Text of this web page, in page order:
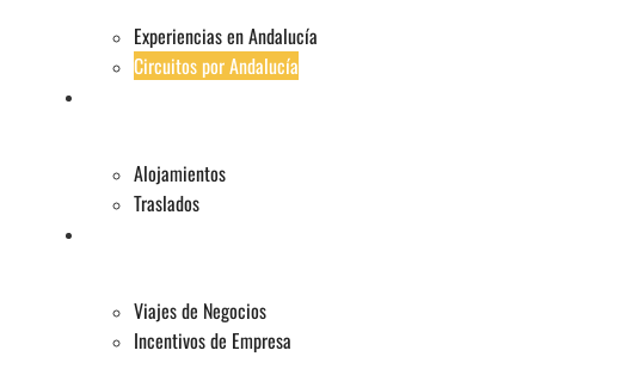
Experiencias en Andalucía
Circuitos por Andalucía
Alojamientos
Traslados
Viajes de Negocios
Incentivos de Empresa